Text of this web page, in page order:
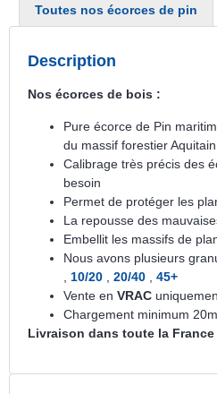
Toutes nos écorces de pin
Description
Nos écorces de bois :
Pure écorce de Pin
du massif forestier Aquitain
Calibrage très précis des
besoin
Permet de protéger les
La repousse des
Embellit les massifs de
Nous avons plusieurs
10/20 20/40
45+
Vente en VRAC
Chargement minimum
Livraison dans toute la France